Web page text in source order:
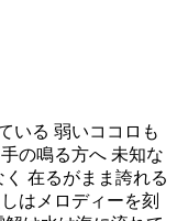
いる 弱いココロも
の鳴る方へ 未知な
在るがまま誇れる
はメロディーを刻